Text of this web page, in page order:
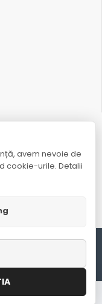
te la newsletter-ul
Trimite
avem nevoie de
cookie-urile. Detalii